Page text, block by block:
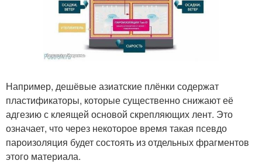
Например, дешёвые азиатские плёнки содержат
пластификаторы, которые существенно снижают её
адгезию с клеящей основой скрепляющих лент. Это
означает, что через некоторое время такая псевдо
пароизоляция будет состоять из отдельных фрагментов
этого материала.